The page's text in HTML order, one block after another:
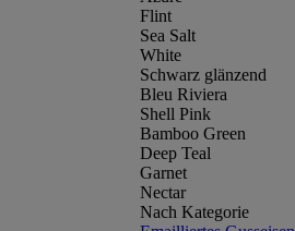
Flint
Sea Salt
White
Schwarz glänzend
Bleu Riviera
Shell Pink
Bamboo Green
Deep Teal
Garnet
Nectar
Nach Kategorie